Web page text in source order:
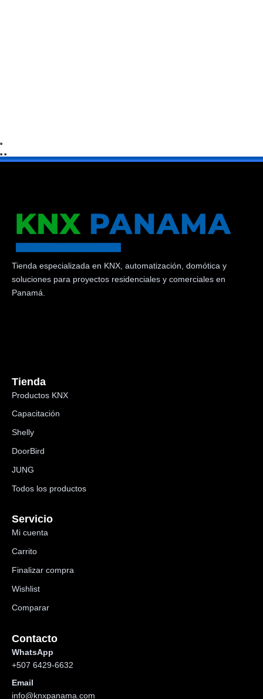
Tienda especializada en KNX, automatización, domótica y
soluciones para proyectos residenciales y comerciales en
Panamá.
Tienda
Productos KNX
Capacitación
Shelly
DoorBird
JUNG
Todos los productos
Servicio
Mi cuenta
Carrito
Finalizar compra
Wishlist
Comparar
Contacto
WhatsApp
+507 6429-6632
Email
info@knxpanama.com